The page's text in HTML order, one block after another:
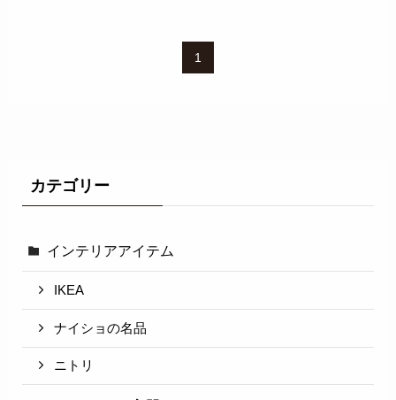
1
カテゴリー
インテリアアイテム
IKEA
ナイショの名品
ニトリ